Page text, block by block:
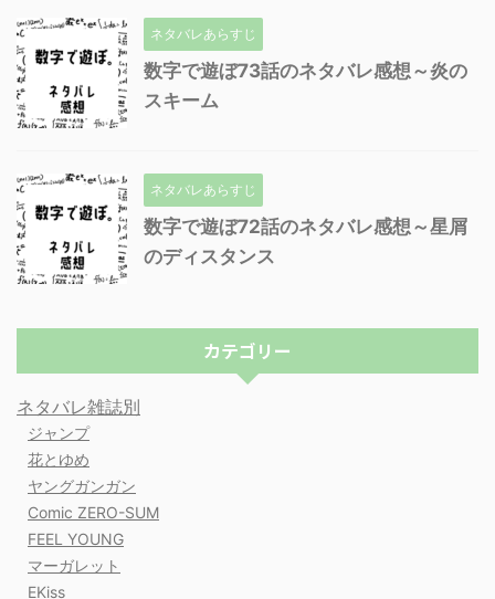
ネタバレあらすじ
数字で遊ぼ73話のネタバレ感想～炎の
スキーム
ネタバレあらすじ
数字で遊ぼ72話のネタバレ感想～星屑
のディスタンス
カテゴリー
ネタバレ雑誌別
ジャンプ
花とゆめ
ヤングガンガン
Comic ZERO-SUM
FEEL YOUNG
マーガレット
EKiss